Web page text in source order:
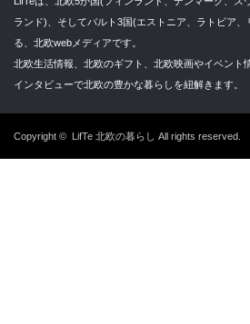
ランド)、そしてバルト3国(エストニア、ラトビア
る、北欧webメディアです。
北欧生活情報、北欧のギフト、北欧映画やイベント
インタビューで北欧の豊かな暮らしを紐解きます。
Copyright © LifTe 北欧の暮らし All rights reserved.